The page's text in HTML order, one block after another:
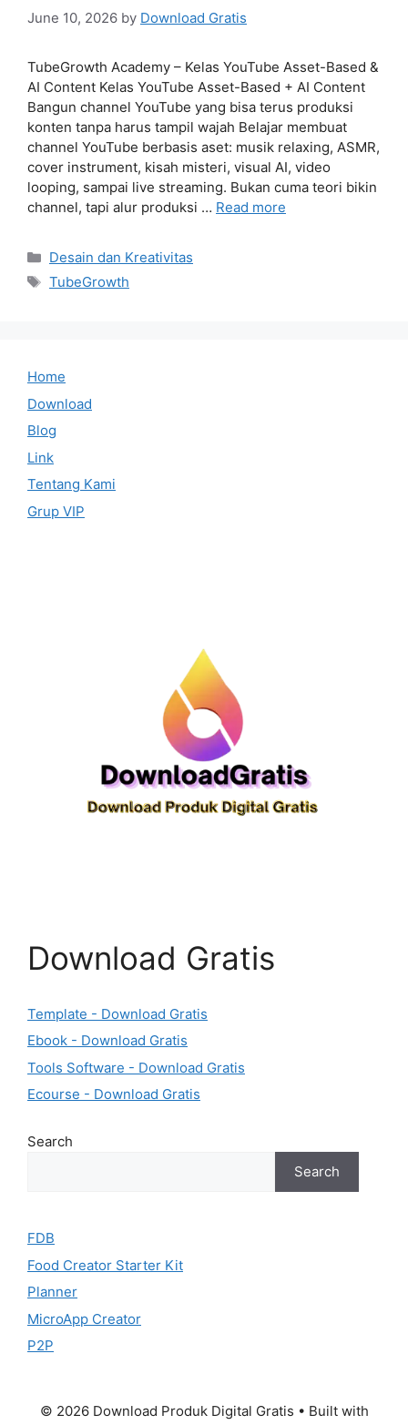
June 10, 2026 by Download Gratis
TubeGrowth Academy – Kelas YouTube Asset-Based &
AI Content Kelas YouTube Asset-Based + AI Content
Bangun channel YouTube yang bisa terus produksi
konten tanpa harus tampil wajah Belajar membuat
channel YouTube berbasis aset: musik relaxing, ASMR,
cover instrument, kisah misteri, visual AI, video
looping, sampai live streaming. Bukan cuma teori bikin
channel, tapi alur produksi … Read more
Categories
Desain dan Kreativitas
Tags
TubeGrowth
Home
Download
Blog
Link
Tentang Kami
Grup VIP
Download Gratis
Template - Download Gratis
Ebook - Download Gratis
Tools Software - Download Gratis
Ecourse - Download Gratis
Search
Search
FDB
Food Creator Starter Kit
Planner
MicroApp Creator
P2P
© 2026 Download Produk Digital Gratis • Built with